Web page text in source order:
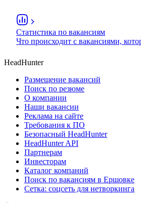
Статистика по вакансиям
Что происходит с вакансиями,
HeadHunter
Размещение вакансий
Поиск по резюме
О компании
Наши вакансии
Реклама на сайте
Требования к ПО
Безопасный HeadHunter
HeadHunter API
Партнерам
Инвесторам
Каталог компаний
Поиск по вакансиям в Ершовке
Сетка: соцсеть для нетворкинга